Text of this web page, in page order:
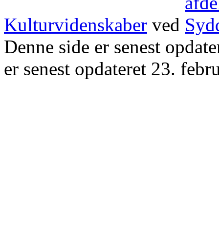
Kulturvidenskaber ved
Denne side er senest
er senest opdateret 23.